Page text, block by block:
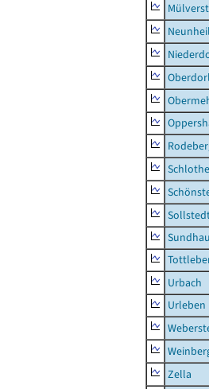
Urbach
Urleben
Zella